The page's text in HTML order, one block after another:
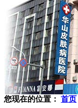
您现在的位置： 首页